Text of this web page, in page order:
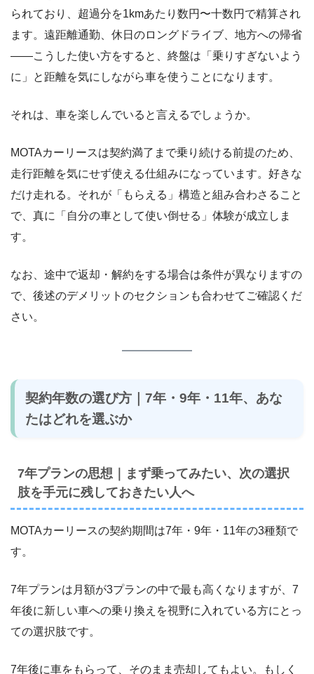
られており、超過分を1kmあたり数円〜十数円で精算され
ます。遠距離通勤、休日のロングドライブ、地方への帰省
――こうした使い方をすると、終盤は「乗りすぎないよう
に」と距離を気にしながら車を使うことになります。
それは、車を楽しんでいると言えるでしょうか。
MOTAカーリースは契約満了まで乗り続ける前提のため、
走行距離を気にせず使える仕組みになっています。好きな
だけ走れる。それが「もらえる」構造と組み合わさること
で、真に「自分の車として使い倒せる」体験が成立しま
す。
なお、途中で返却・解約をする場合は条件が異なりますの
で、後述のデメリットのセクションも合わせてご確認くだ
さい。
契約年数の選び方｜7年・9年・11年、あな
たはどれを選ぶか
7年プランの思想｜まず乗ってみたい、次の選択
肢を手元に残しておきたい人へ
MOTAカーリースの契約期間は7年・9年・11年の3種類で
す。
7年プランは月額が3プランの中で最も高くなりますが、7
年後に新しい車への乗り換えを視野に入れている方にとっ
ての選択肢です。
7年後に車をもらって、そのまま売却してもよい。もしく